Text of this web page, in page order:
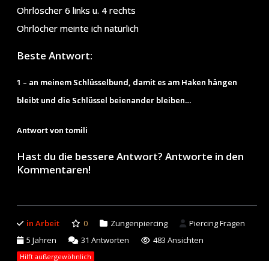
Ohrlöscher 6 links u. 4 rechts
Ohrlöcher meinte ich natürlich
Beste Antwort:
1 – an meinem Schlüsselbund, damit es am Haken hängen
bleibt und die Schlüssel beienander bleiben…
Antwort von tomili
Hast du die bessere Antwort? Antworte in den
Kommentaren!
in Arbeit 0 Zungenpiercing
Piercing Fragen
5 Jahren
31 Antworten 483 Ansichten
Hilft außergewöhnlich